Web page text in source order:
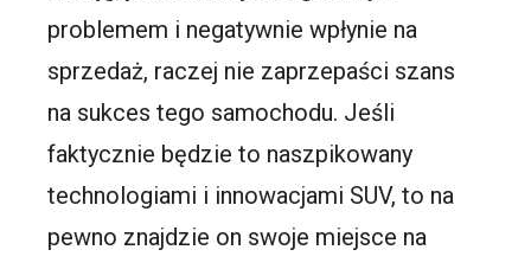
problemem i negatywnie wpłynie na
sprzedaż, raczej nie zaprzepaści szans
na sukces tego samochodu. Jeśli
faktycznie będzie to naszpikowany
technologiami i innowacjami SUV, to na
pewno znajdzie on swoje miejsce na